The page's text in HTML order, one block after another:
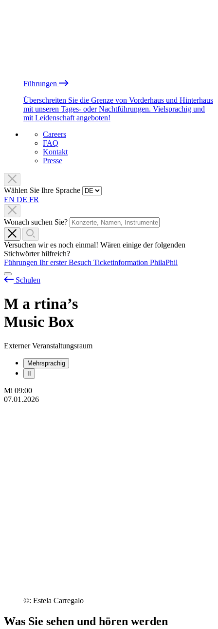
Führungen
Überschreiten Sie die Grenze von Vorderhaus und Hinterhaus
mit unseren Tages- oder Nachtführungen. Vielsprachig und
mit Leidenschaft angeboten!
Careers
FAQ
Kontakt
Presse
Wählen Sie Ihre Sprache
EN DE FR
Wonach suchen Sie?
Versuchen wir es noch einmal! Wären einige der folgenden
Stichwörter hilfreich?
Führungen Ihr erster Besuch Ticketinformation PhilaPhil
Schulen
M a rtina’s
Music Box
Externer Veranstaltungsraum
Mehrsprachig
Mi 09:00
07.01.2026
©: Estela Carregalo
Was Sie sehen und hören werden